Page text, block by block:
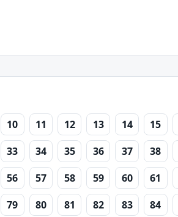
10 11 12 13 14 15
33 34 35 36 37 38
56 57 58 59 60 61
79 80 81 82 83 84